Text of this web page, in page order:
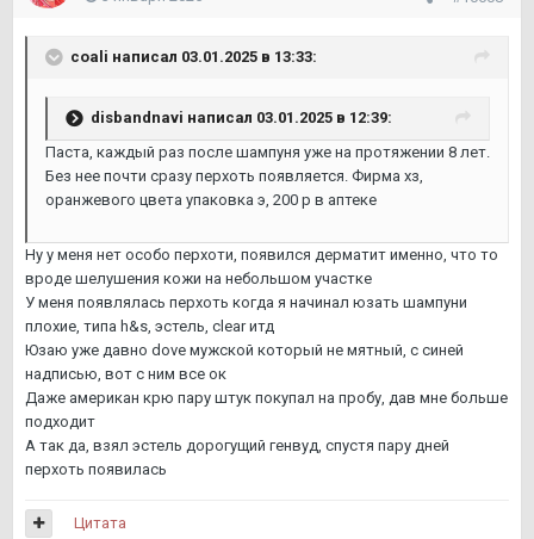
coali написал 03.01.2025 в 13:33:
disbandnavi написал 03.01.2025 в 12:39:
Паста, каждый раз после шампуня уже на протяжении 8 лет.
Без нее почти сразу перхоть появляется. Фирма хз,
оранжевого цвета упаковка э, 200 р в аптеке
Ну у меня нет особо перхоти, появился дерматит именно, что то
вроде шелушения кожи на небольшом участке
У меня появлялась перхоть когда я начинал юзать шампуни
плохие, типа h&s, эстель, clear итд
Юзаю уже давно dove мужской который не мятный, с синей
надписью, вот с ним все ок
Даже американ крю пару штук покупал на пробу, дав мне больше
подходит
А так да, взял эстель дорогущий генвуд, спустя пару дней
перхоть появилась
Цитата